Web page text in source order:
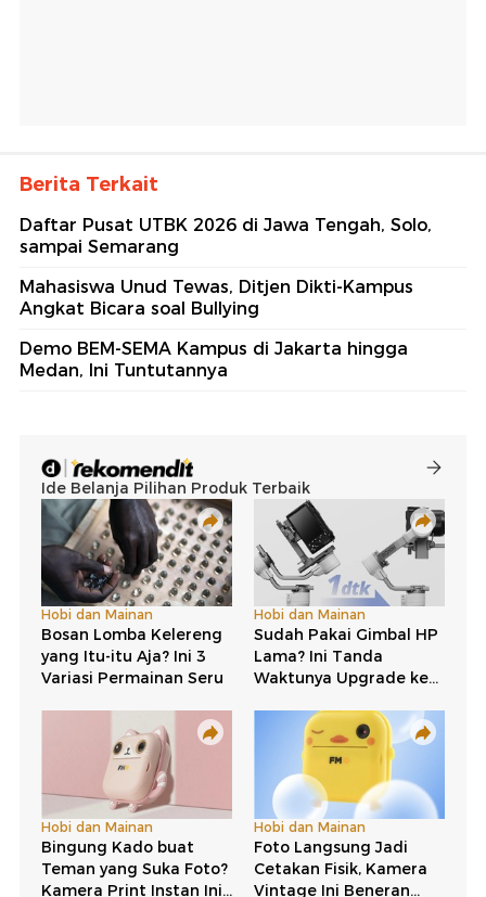
Berita Terkait
Daftar Pusat UTBK 2026 di Jawa Tengah, Solo,
sampai Semarang
Mahasiswa Unud Tewas, Ditjen Dikti-Kampus
Angkat Bicara soal Bullying
Demo BEM-SEMA Kampus di Jakarta hingga
Medan, Ini Tuntutannya